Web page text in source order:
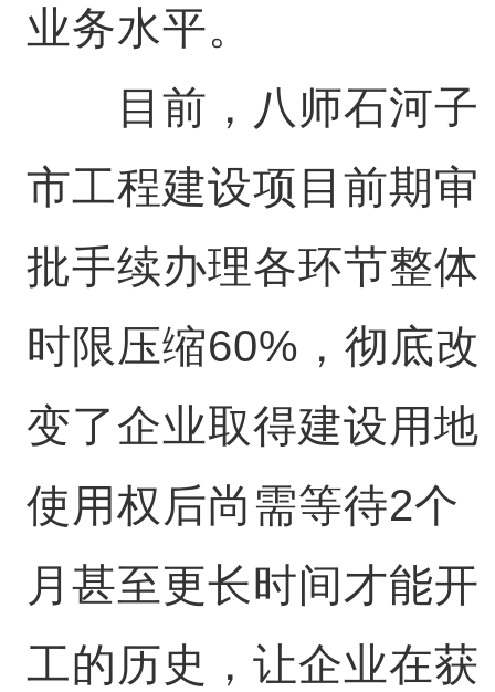
业务水平。
目前，八师石河子
市工程建设项目前期审
批手续办理各环节整体
时限压缩60%，彻底改
变了企业取得建设用地
使用权后尚需等待2个
月甚至更长时间才能开
工的历史，让企业在获